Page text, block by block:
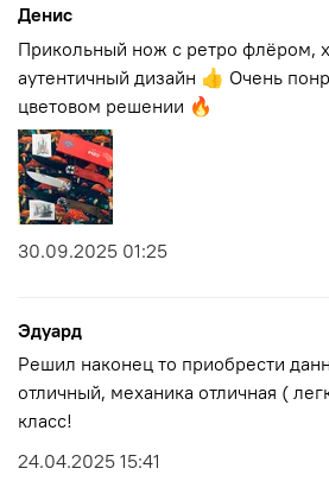
Денис
Прикольный нож с ретро флёром,
аутентичный дизайн 👍 Очень
цветовом решении 🔥
30.09.2025 01:25
Эдуард
Решил наконец то приобрести
отличный, механика отличная (
класс!
24.04.2025 15:41